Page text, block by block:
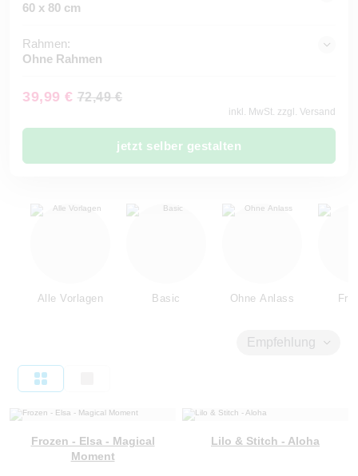
60 x 80 cm
Rahmen:
Ohne Rahmen
39,99 € 72,49 €
inkl. MwSt. zzgl. Versand
jetzt selber gestalten
Alle Vorlagen Basic Ohne Anlass
Empfehlung
Frozen - Elsa - Magical
Moment
Lilo & Stitch - Aloha